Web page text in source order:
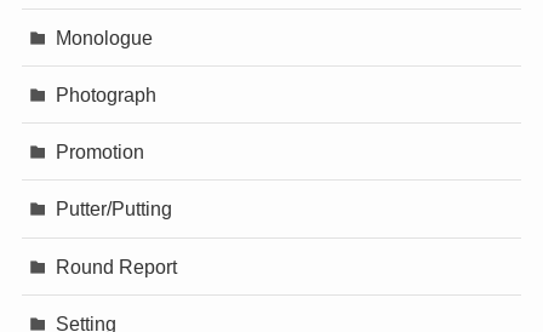
Monologue
Photograph
Promotion
Putter/Putting
Round Report
Setting